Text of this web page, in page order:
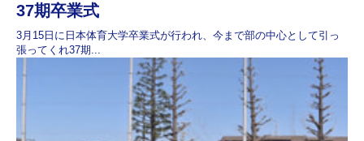
37期卒業式
3月15日に日本体育大学卒業式が行われ、今まで部の中心として引っ
張ってくれ37期...